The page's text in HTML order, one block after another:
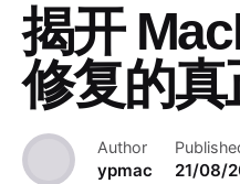
揭开
修复的真
Author
ypmac 21/08/